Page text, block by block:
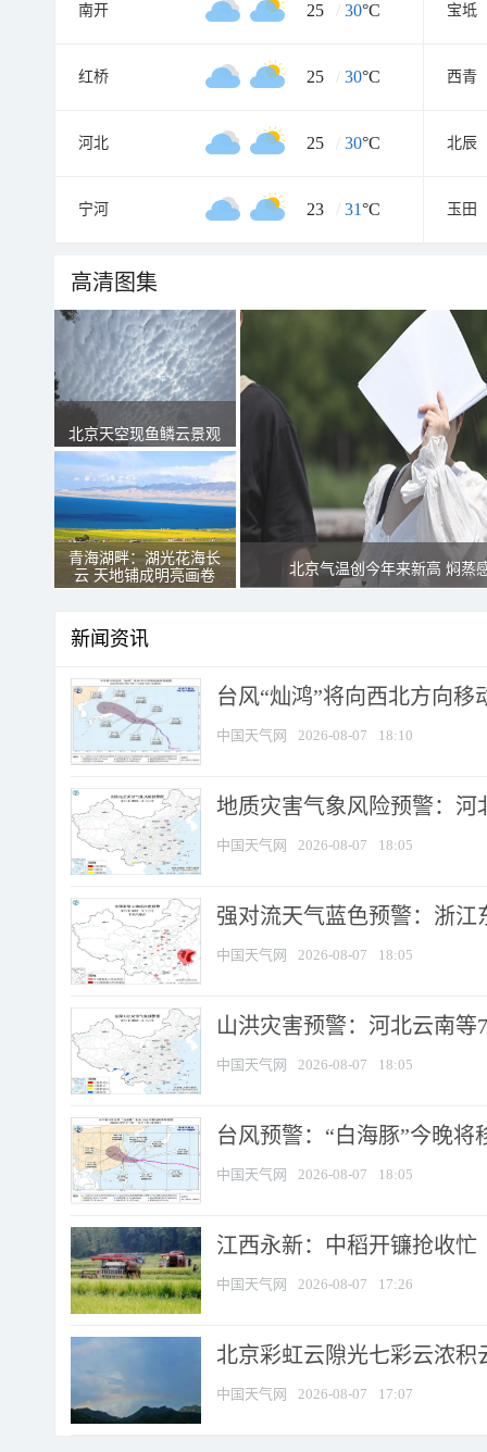
南开 25 / 30°C 宝坻
红桥 25 / 30°C 西青
河北 25 / 30°C 北辰
宁河 23 / 31°C 玉田
高清图集
北京天空现鱼鳞云景观
青海湖畔：湖光花海长
云 天地铺成明亮画卷
北京气温创今年来新高 焖蒸
新闻资讯
台风“灿鸿”将向西北方向移
中国天气网 2026-08-07 18:10
地质灾害气象风险预警：河
中国天气网 2026-08-07 18:05
强对流天气蓝色预警：浙江
中国天气网 2026-08-07 18:05
山洪灾害预警：河北云南
中国天气网 2026-08-07 18:05
台风预警：“白海豚”今晚将
中国天气网 2026-08-07 18:05
江西永新：中稻开镰抢收忙
中国天气网 2026-08-07 17:26
北京彩虹云隙光七彩云浓积
中国天气网 2026-08-07 17:07